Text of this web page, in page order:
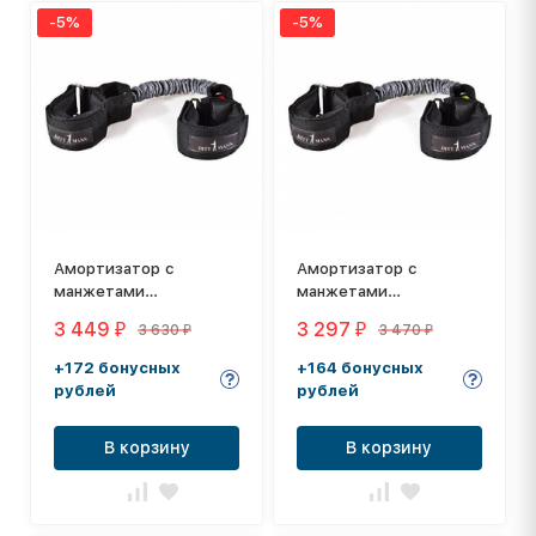
-5%
Амортизатор с
манжетами
защитном рукаве
Dittmann,
сопротивление:
3 449₽ 3 630₽
+172 бонусных
рублей
В корзину
-5%
Амортизатор с
манжетами
защитном рукаве
Dittmann,
сопротивление:
3 297₽ 3 470₽
+164 бонусных
рублей
В корзину